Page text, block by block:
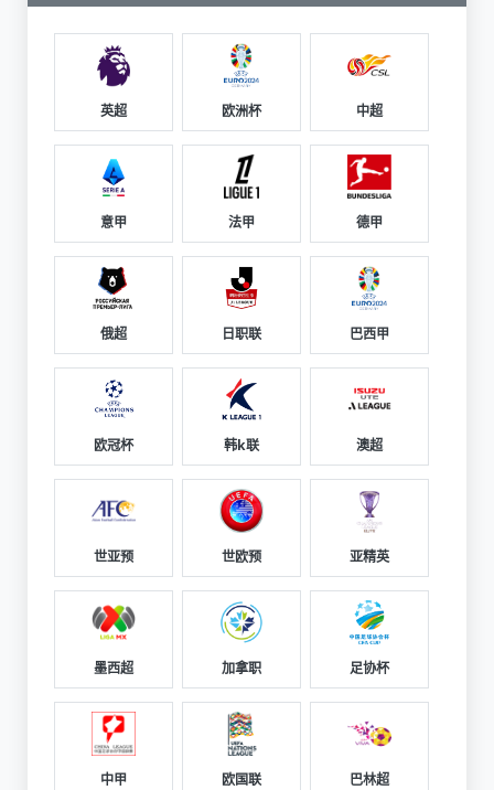
英超 欧洲杯 中超
意甲 法甲 德甲
俄超 日职联 巴西甲
欧冠杯 韩k联 澳超
世亚预 世欧预 亚精英
墨西超 加拿职 足协杯
中甲 欧国联 巴林超